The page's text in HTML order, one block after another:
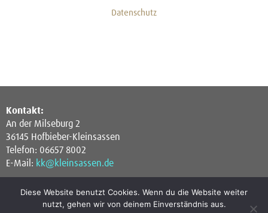
Datenschutz
Kontakt:
An der Milseburg 2
36145 Hofbieber-Kleinsassen
Telefon: 06657 8002
E-Mail: kk@kleinsassen.de
Öffnungszeiten:
Diese Website benutzt Cookies. Wenn du die Website weiter
nutzt, gehen wir von deinem Einverständnis aus.